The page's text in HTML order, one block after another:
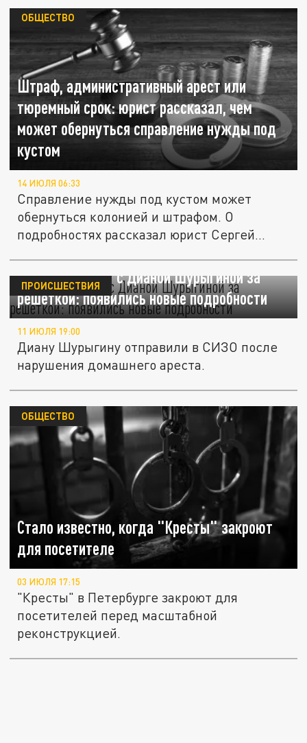
Штраф, административный арест или
тюремный срок: юрист рассказал, чем
может обернуться справление нужды под
кустом
ОБЩЕСТВО
14 ИЮЛЯ 06:33
Справление нужды под кустом может
обернуться колонией и штрафом. О
подробностях рассказал юрист Сергей
Что происходит с Дианой Шурыгиной за
решеткой: появились новые подробности
ПРОИСШЕСТВИЯ
11 ИЮЛЯ 19:00
Диану Шурыгину отправили в СИЗО после
нарушения домашнего ареста.
Стало известно, когда "Кресты" закроют
для посетителе
ОБЩЕСТВО
03 ИЮЛЯ 17:15
"Кресты" в Петербурге закроют для
посетителей перед масштабной
реконструкцией.